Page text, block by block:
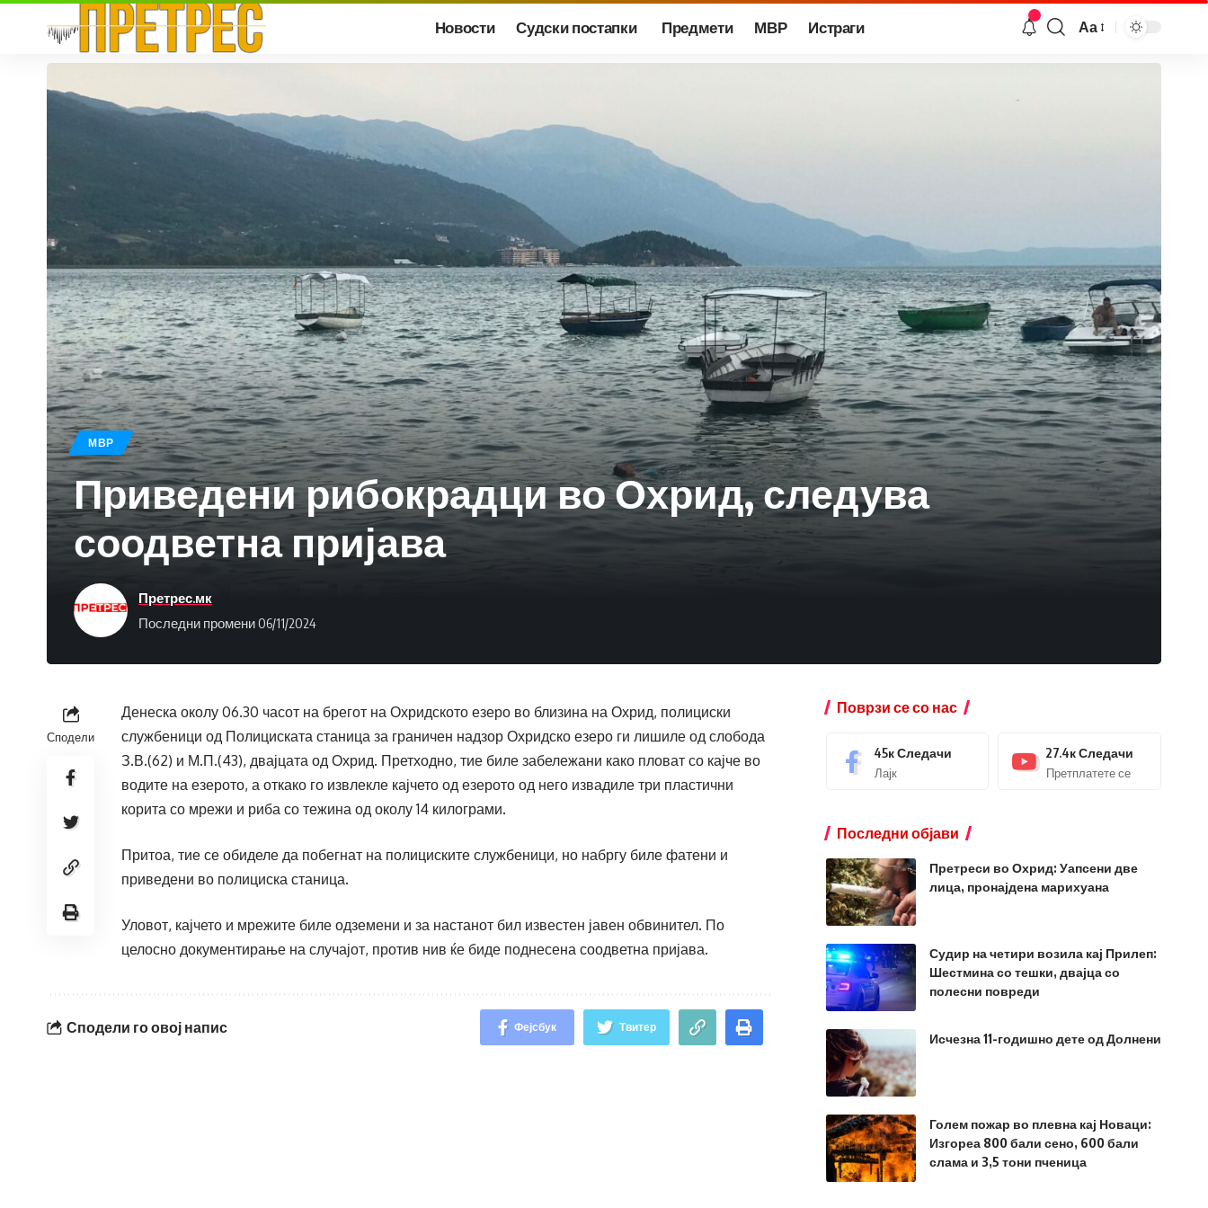
Новости Судски постапки Предмети МВР Истраги Аа
МВР
Приведени рибокрадци во Охрид, следува
соодветна пријава
Последни промени 06/11/2024
Претрес.мк
Сподели
Денеска околу 06.30 часот на брегот на Охридското езеро во близина на Охрид, полициски
службеници од Полициската станица за граничен надзор Охридско езеро ги лишиле од слобода
З.В.(62) и М.П.(43), двајцата од Охрид. Претходно, тие биле забележани како пловат со кајче во
водите на езерото, а откако го извлекле кајчето од езерото од него извадиле три пластични
корита со мрежи и риба со тежина од околу 14 килограми.
Притоа, тие се обиделе да побегнат на полициските службеници, но набргу биле фатени и
приведени во полициска станица.
Уловот, кајчето и мрежите биле одземени и за настанот бил известен јавен обвинител. По
целосно документирање на случајот, против нив ќе биде поднесена соодветна пријава.
Сподели го овој напис Фејсбук Твитер
Поврзи се со нас
45кСледачи
Лајк
27.4кСледачи
Претплатете се
Последни објави
Претреси во Охрид: Уапсени две
лица, пронајдена марихуана
Судир на четири возила кај Прилеп:
Шестмина со тешки, двајца со
полесни повреди
Исчезна 11-годишно дете од Долнени
Голем пожар во плевна кај Новаци:
Изгореа 800 бали сено, 600 бали
слама и 3,5 тони пченица